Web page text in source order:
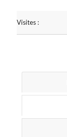
Visites :